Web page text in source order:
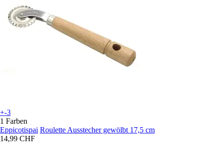
+-3
1 Farben
Eppicotispai Roulette Ausstecher gewölbt 17,5 cm
14,99 CHF